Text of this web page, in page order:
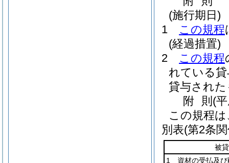
(施行期日)
1
この規程
(経過措置)
2
この規程
れている
貸与され
附 則 (
この規程
別表(第2条
被
1 資材の受払及び